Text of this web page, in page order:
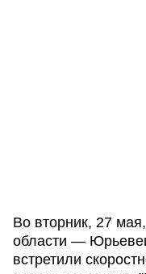
Во вторник, 27
области —
встретили